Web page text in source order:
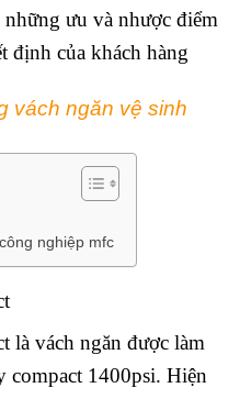
ưu và nhược điểm
định của khách hàng
vách ngăn vệ sinh
nghiệp mfc
là vách ngăn được làm
compact 1400psi. Hiện